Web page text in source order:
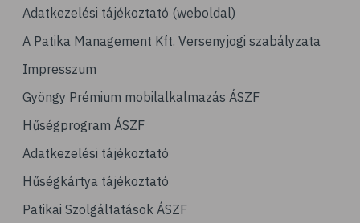
# ínhüvelygyulladás
# tél
# vérnyomásmérés
# kardiológia
# kardiovaszkuláris betegségek
# szív- és érrendszer
Adatkezelési tájékoztató (weboldal)
A Patika Management Kft. Versenyjogi szabályzata
Impresszum
Gyöngy Prémium mobilalkalmazás ÁSZF
Hűségprogram ÁSZF
Adatkezelési tájékoztató
Hűségkártya tájékoztató
Patikai Szolgáltatások ÁSZF